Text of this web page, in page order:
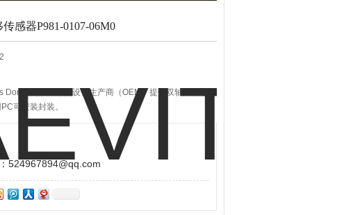
感器P981-0107-06M0
Dome 为汽车原始设备生产商（OEM）提供双轴角度感测
可安装封装。
524967894@qq.com